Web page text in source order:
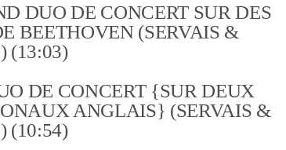
DUO DE CONCERT SUR DES
BEETHOVEN (SERVAIS &
(13:03)
DE CONCERT {SUR DEUX
ANGLAIS} (SERVAIS &
(10:54)